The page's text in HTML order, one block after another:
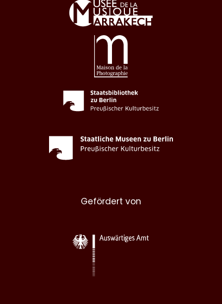
Gefördert von